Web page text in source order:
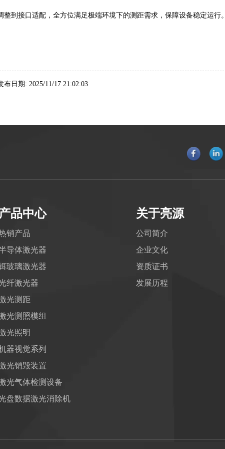
整到接口适配，全方位满足极端环境下的测距需求，保障设备稳定运行。
布日期: 2025/11/17 21:02:03
品中心
销产品
导体激光器
玻璃激光器
纤激光器
光测距
光测照模组
光照明
器视觉系列
光销毁装置
光气体检测设备
盘数据激光消除机
关于亮源
公司简介
企业文化
资质证书
发展历程